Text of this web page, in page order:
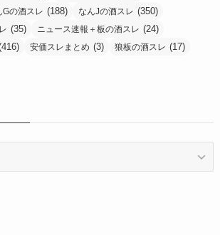
Gの酒スレ (188) なんJの酒スレ (350)
(35) ニュース速報＋板の酒スレ (24)
安価スレまとめ (3) 狼板の酒スレ (17)